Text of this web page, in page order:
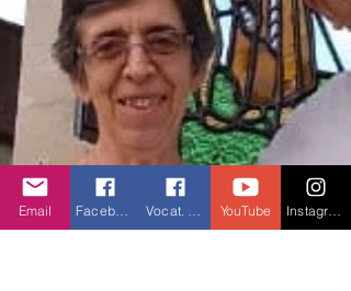
Email YouTube